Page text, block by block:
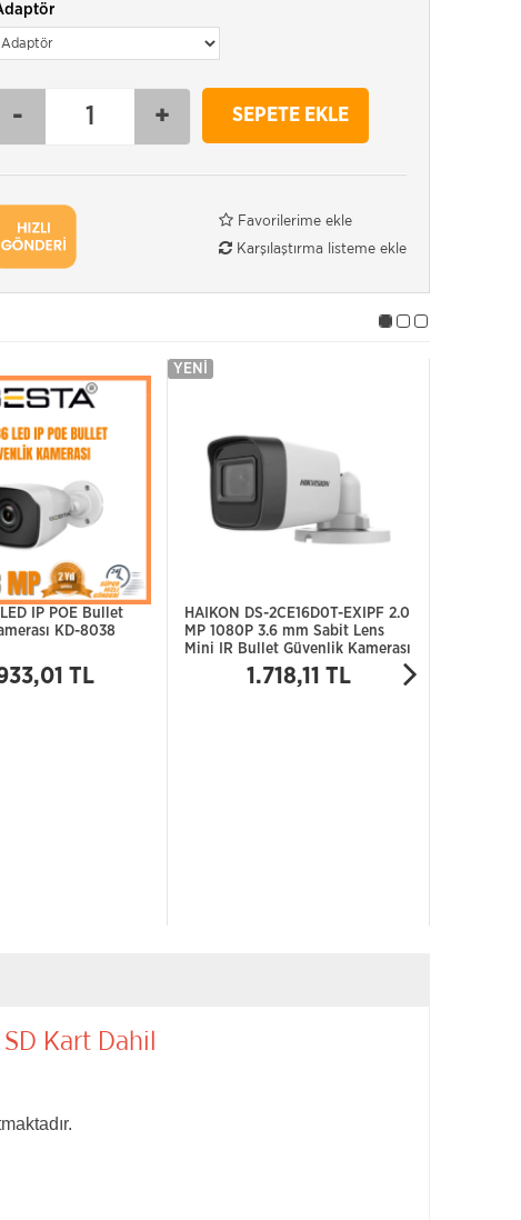
- + SEPETE EKLE
Favorilerime ekle
Karşılaştırma listeme ekle
IP POE Bullet
KD-8038
TL
HAIKON DS-2CE16D0T-EXIPF 2.0
MP 1080P 3.6 mm Sabit Lens
Mini IR Bullet Güvenlik Kamerası
1.718,11 TL
YENI
Kart Dahil